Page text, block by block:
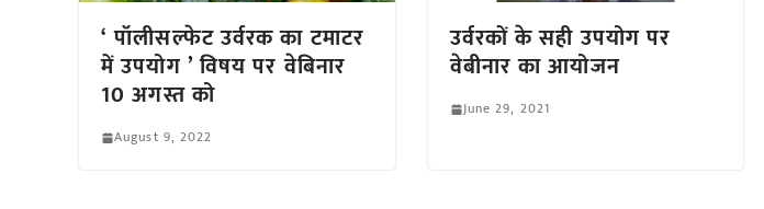
‘ पॉलीसल्फेट उर्वरक का टमाटर
में उपयोग ’ विषय पर वेबिनार
10 अगस्त को
August 9, 2022
उर्वरकों के सही उपयोग पर
वेबीनार का आयोजन
June 29, 2021